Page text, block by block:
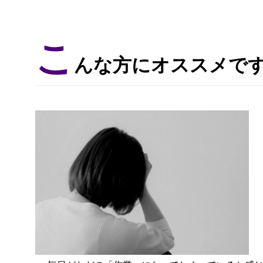
こ んな方にオススメで